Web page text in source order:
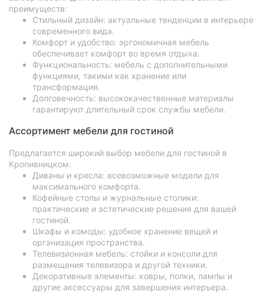
преимуществ:
Стильный дизайн: актуальные тенденции в интерьере
современного вида.
Комфорт и удобство: эргономичная мебель
обеспечивает комфорт во время отдыха.
Функциональность: мебель с дополнительными
функциями, такими как хранение или
трансформация.
Долговечность: высококачественные материалы
гарантируют длительный срок службы мебели.
Ассортимент мебели для гостиной
Предлагается широкий выбор мебели для гостиной в
Кропивницком:
Диваны и кресла: всевозможные модели для
максимального комфорта.
Кофейные столы и журнальные столики:
практические и эстетические решения для вашей
гостиной.
Шкафы и комоды: удобное хранение вещей и
организация пространства.
Телевизионная мебель: стойки и консоли для
размещения телевизора и другой техники.
Декоративные элементы: ковры, полки, лампы и
другие аксессуары для завершения интерьера.